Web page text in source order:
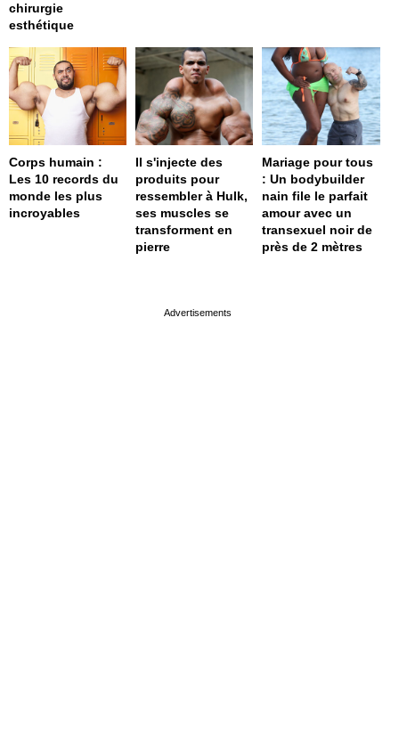
chirurgie
esthétique
Corps humain :
Les 10 records du
monde les plus
incroyables
Il s'injecte des
produits pour
ressembler à Hulk,
ses muscles se
transforment en
pierre
Mariage pour tous
: Un bodybuilder
nain file le parfait
amour avec un
transexuel noir de
près de 2 mètres